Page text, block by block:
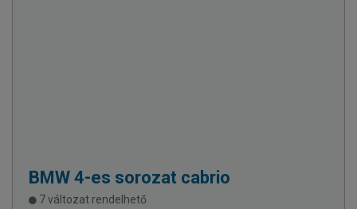
BMW 4-es sorozat cabrio
7 változat rendelhető